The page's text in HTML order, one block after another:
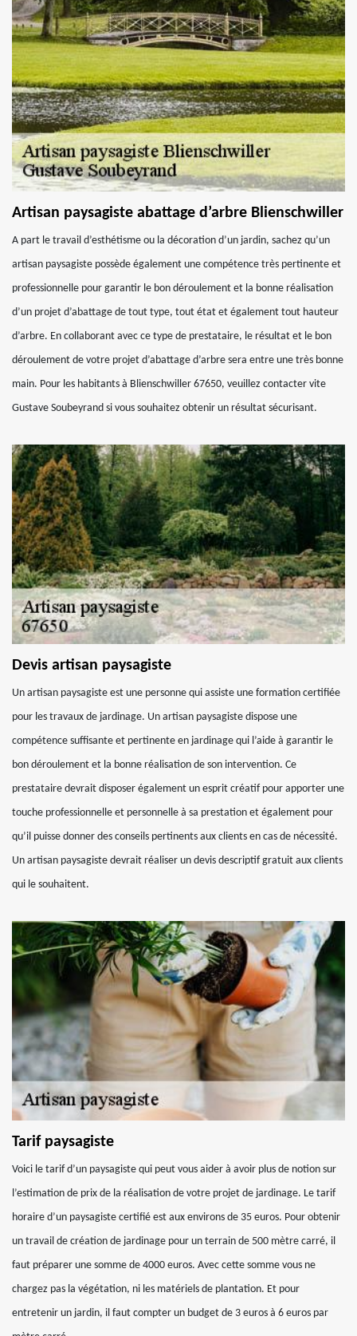
Artisan paysagiste abattage d’arbre Blienschwiller
A part le travail d’esthétisme ou la décoration d’un jardin, sachez qu’un
artisan paysagiste possède également une compétence très pertinente et
professionnelle pour garantir le bon déroulement et la bonne réalisation
d’un projet d’abattage de tout type, tout état et également tout hauteur
d’arbre. En collaborant avec ce type de prestataire, le résultat et le bon
déroulement de votre projet d’abattage d’arbre sera entre une très bonne
main. Pour les habitants à Blienschwiller 67650, veuillez contacter vite
Gustave Soubeyrand si vous souhaitez obtenir un résultat sécurisant.
Devis artisan paysagiste
Un artisan paysagiste est une personne qui assiste une formation certifiée
pour les travaux de jardinage. Un artisan paysagiste dispose une
compétence suffisante et pertinente en jardinage qui l’aide à garantir le
bon déroulement et la bonne réalisation de son intervention. Ce
prestataire devrait disposer également un esprit créatif pour apporter une
touche professionnelle et personnelle à sa prestation et également pour
qu’il puisse donner des conseils pertinents aux clients en cas de nécessité.
Un artisan paysagiste devrait réaliser un devis descriptif gratuit aux clients
qui le souhaitent.
Tarif paysagiste
Voici le tarif d’un paysagiste qui peut vous aider à avoir plus de notion sur
l’estimation de prix de la réalisation de votre projet de jardinage. Le tarif
horaire d’un paysagiste certifié est aux environs de 35 euros. Pour obtenir
un travail de création de jardinage pour un terrain de 500 mètre carré, il
faut préparer une somme de 4000 euros. Avec cette somme vous ne
chargez pas la végétation, ni les matériels de plantation. Et pour
entretenir un jardin, il faut compter un budget de 3 euros à 6 euros par